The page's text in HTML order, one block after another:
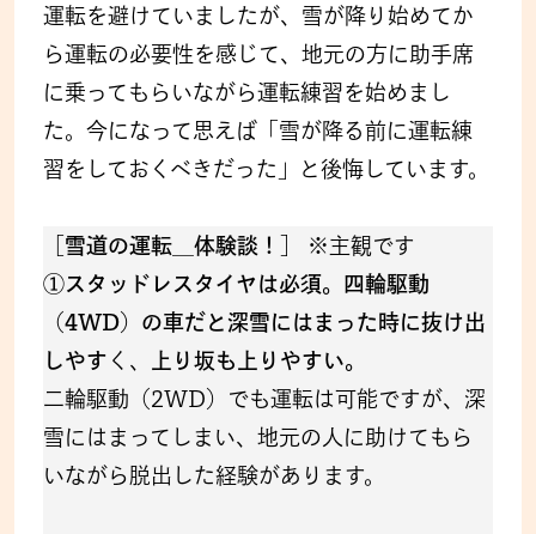
運転を避けていましたが、雪が降り始めてか
ら運転の必要性を感じて、地元の方に助手席
に乗ってもらいながら運転練習を始めまし
た。今になって思えば「雪が降る前に運転練
習をしておくべきだった」と後悔しています。
［雪道の運転＿体験談！］
※主観です
①スタッドレスタイヤは必須。四輪駆動
（4WD）の車だと深雪にはまった時に抜け出
しやす く、
上り坂も上りやすい。
二輪駆動（2WD）でも運転は可能ですが、深
雪にはまってしまい、地元の人に助けてもら
いながら脱出した経験があります。